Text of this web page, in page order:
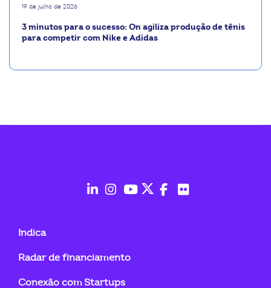
19 de julho de 2026
3 minutos para o sucesso: On agiliza produção de tênis
para competir com Nike e Adidas
in
Indica
Radar de financiamento
Conexão com Startups